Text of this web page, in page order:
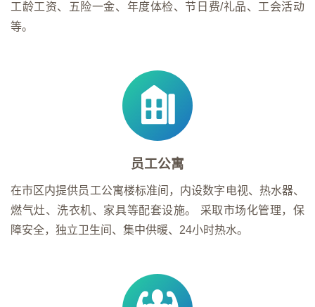
工龄工资、五险一金、年度体检、节日费/礼品、工会活动
等。
员工公寓
在市区内提供员工公寓楼标准间，内设数字电视、热水器、
燃气灶、洗衣机、家具等配套设施。 采取市场化管理，保
障安全，独立卫生间、集中供暖、24小时热水。